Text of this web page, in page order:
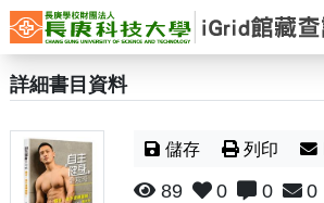
詳細書目資料
儲存 列印
89 0 0 0